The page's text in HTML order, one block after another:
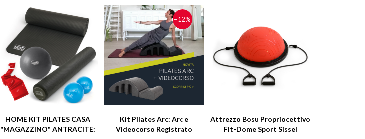
HOME KIT PILATES CASA
"MAGAZZINO" ANTRACITE:
−12%
Kit Pilates Arc: Arc e
Videocorso Registrato
Attrezzo Bosu Propriocettivo
Fit-Dome Sport Sissel